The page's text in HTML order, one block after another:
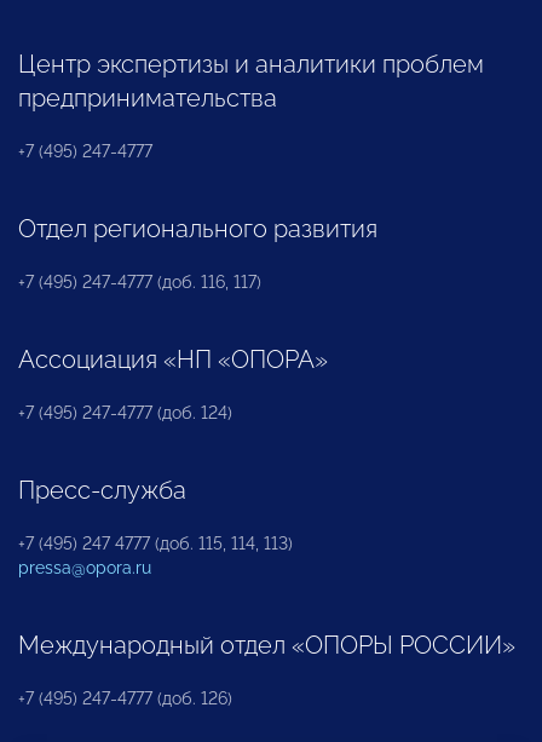
Центр экспертизы и аналитики проблем
предпринимательства
+7 (495) 247-4777
Отдел регионального развития
+7 (495) 247-4777 (доб. 116, 117)
Ассоциация «НП «ОПОРА»
+7 (495) 247-4777 (доб. 124)
Пресс-служба
+7 (495) 247 4777 (доб. 115, 114, 113)
pressa@opora.ru
Международный отдел «ОПОРЫ РОССИИ»
+7 (495) 247-4777 (доб. 126)